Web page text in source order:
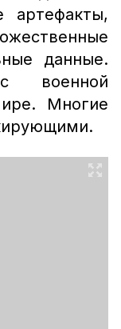
артефакты,
данные.
военной
Многие